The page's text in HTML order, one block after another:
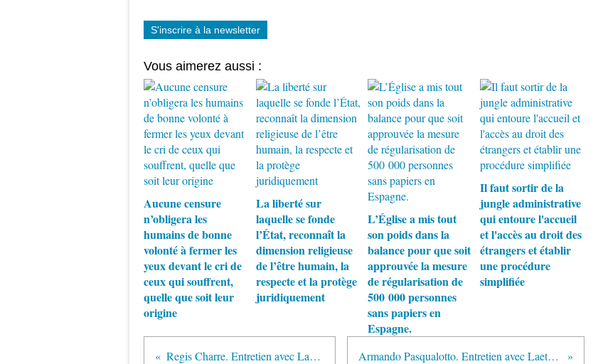
S'inscrire à la newsletter
Vous aimerez aussi :
Aucune censure
n’obligera les
humains de bonne
volonté à fermer les
yeux devant le cri de
ceux qui souffrent,
quelle que soit leur
origine
La liberté sur
laquelle se fonde
l’État, reconnaît la
dimension religieuse
de l’être humain, la
respecte et la protège
juridiquement
L’Église a mis tout
son poids dans la
balance pour que soit
approuvée la mesure
de régularisation de
500 000 personnes
sans papiers en
Espagne.
Il faut sortir de la
jungle administrative
qui entoure l'accueil
et l'accès au droit des
étrangers et établir
une procédure
simplifiée
Regis Charre. Entretien avec Laetitia de Traversay, croire et agir, Visages du Prado. Regis Charre, curé à Venissieux Armando Pasqualotto. Entretien avec Laetitia de Traversay, croire et agir, Visages du Prado. Armando Pasqualotto, assistant du responsable général